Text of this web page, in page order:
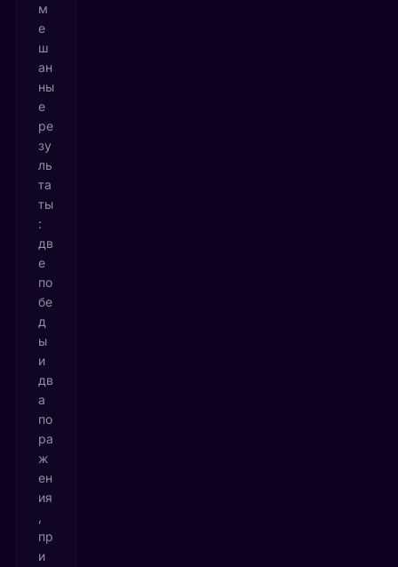
м
е
ш
ан
ны
е
ре
зу
ль
та
ты
:
дв
е
по
бе
д
ы
и
дв
а
по
ра
ж
ен
ия
пр
и